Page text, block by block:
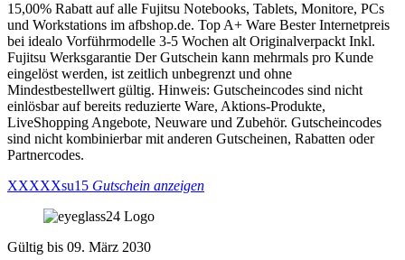
15,00% Rabatt auf alle Fujitsu Notebooks, Tablets, Monitore, PCs
und Workstations im afbshop.de. Top A+ Ware Bester Internetpreis
bei idealo Vorführmodelle 3-5 Wochen alt Originalverpackt Inkl.
Fujitsu Werksgarantie Der Gutschein kann mehrmals pro Kunde
eingelöst werden, ist zeitlich unbegrenzt und ohne
Mindestbestellwert gültig. Hinweis: Gutscheincodes sind nicht
einlösbar auf bereits reduzierte Ware, Aktions-Produkte,
LiveShopping Angebote, Neuware und Zubehör. Gutscheincodes
sind nicht kombinierbar mit anderen Gutscheinen, Rabatten oder
Partnercodes.
XXXXXsu15 Gutschein anzeigen
Gültig bis 09. März 2030